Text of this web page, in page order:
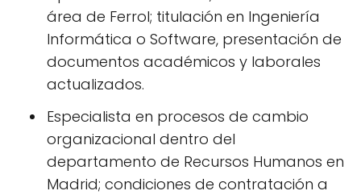
área de Ferrol; titulación en Ingeniería
Informática o Software, presentación de
documentos académicos y laborales
actualizados.
Especialista en procesos de cambio
organizacional dentro del
departamento de Recursos Humanos en
Madrid; condiciones de contratación a